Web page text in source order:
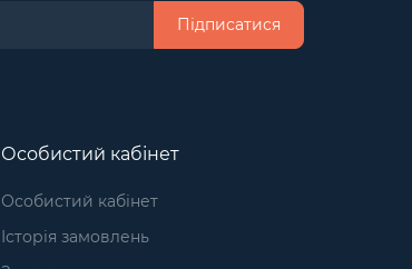
Підписатися
Особистий кабінет
Особистий кабінет
Історія замовлень